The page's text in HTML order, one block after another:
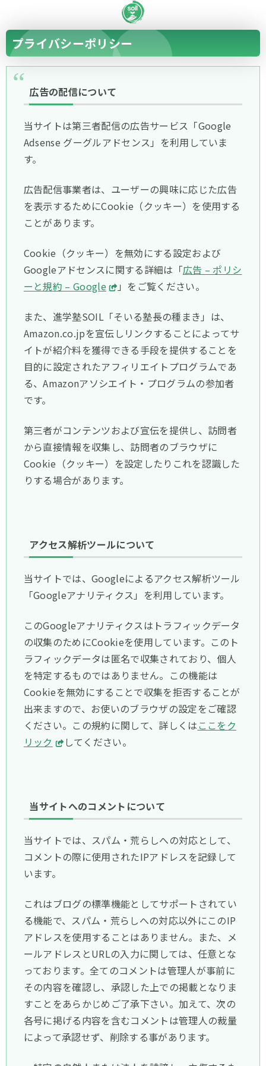
プライバシーポリシー
広告の配信について
当サイトは第三者配信の広告サービス「Google
Adsense グーグルアドセンス」を利用していま
す。
広告配信事業者は、ユーザーの興味に応じた広告
を表示するためにCookie（クッキー）を使用する
ことがあります。
Cookie（クッキー）を無効にする設定および
Googleアドセンスに関する詳細は「広告 – ポリシ
ーと規約 – Google
」をご覧ください。
また、進学塾SOIL「そいる塾長の種まき」は、
Amazon.co.jpを宣伝しリンクすることによってサ
イトが紹介料を獲得できる手段を提供することを
目的に設定されたアフィリエイトプログラムであ
る、Amazonアソシエイト・プログラムの参加者
です。
第三者がコンテンツおよび宣伝を提供し、訪問者
から直接情報を収集し、訪問者のブラウザに
Cookie（クッキー）を設定したりこれを認識した
りする場合があります。
アクセス解析ツールについて
当サイトでは、Googleによるアクセス解析ツール
「Googleアナリティクス」を利用しています。
このGoogleアナリティクスはトラフィックデータ
の収集のためにCookieを使用しています。このト
ラフィックデータは匿名で収集されており、個人
を特定するものではありません。この機能は
Cookieを無効にすることで収集を拒否することが
出来ますので、お使いのブラウザの設定をご確認
ください。この規約に関して、詳しくは ここをク
リック
してください。
当サイトへのコメントについて
当サイトでは、スパム・荒らしへの対応として、
コメントの際に使用されたIPアドレスを記録して
います。
これはブログの標準機能としてサポートされてい
る機能で、スパム・荒らしへの対応以外にこのIP
アドレスを使用することはありません。また、メ
ールアドレスとURLの入力に関しては、任意とな
っております。全てのコメントは管理人が事前に
その内容を確認し、承認した上での掲載となりま
すことをあらかじめご了承下さい。加えて、次の
各号に掲げる内容を含むコメントは管理人の裁量
によって承認せず、削除する事があります。